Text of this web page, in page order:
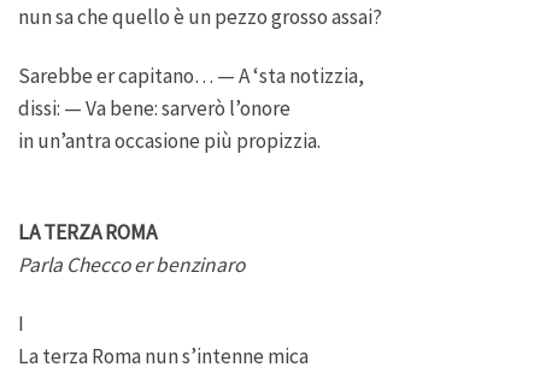
nun sa che quello è un pezzo grosso assai?
Sarebbe er capitano… — A ‘sta notizzia,
dissi: — Va bene: sarverò l’onore
in un’antra occasione più propizzia.
LA TERZA ROMA
Parla Checco er benzinaro
I
La terza Roma nun s’intenne mica